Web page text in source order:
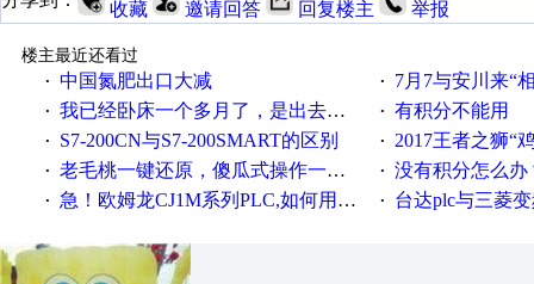
收藏 邀请回答 回复楼主 举报
楼主最近还看过
· 中国氮肥出口大减 · 7月7与安川来“
· 我已经卧床一个多月了，是出去安装机械手在高速遭遇车祸所致:大家工作都要特别注意啊 · 有积分不能用
· S7-200CN与S7-200SMART的区别 · 2017王者之狮“鸡”情签到
· 老毛桃一键还原，傻瓜式操作一键轻松备份还原；程序为向导式安装，一键即可实现自动备份或还原系统。 · 没有积分怎么办
· 急！欧姆龙CJ1M系列PLC,如何用时间控制变频器。要求时间在组态王中可以自由输入！拜托各位大神了！ · 台达plc与三菱